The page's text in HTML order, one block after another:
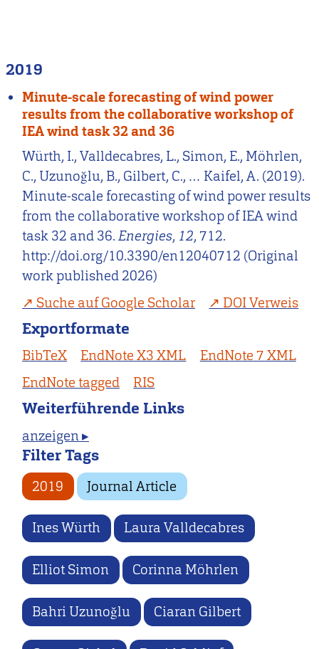
2019
Minute-scale forecasting of wind power
results from the collaborative workshop of
IEA wind task 32 and 36
Würth, I., Valldecabres, L., Simon, E., Möhrlen,
C., Uzunoğlu, B., Gilbert, C., … Kaifel, A. (2019).
Minute-scale forecasting of wind power results
from the collaborative workshop of IEA wind
task 32 and 36.Energies, 12, 712.
http://doi.org/10.3390/en12040712 (Original
work published 2026)
Suche auf Google Scholar
DOI Verweis
Exportformate
BibTeX EndNote X3 XML
EndNote 7 XML
EndNote tagged
RIS
Weiterführende Links
anzeigen ▸
Filter Tags
2019 Journal Article
Ines Würth Laura Valldecabres
Elliot Simon Corinna Möhrlen
Bahri Uzunoğlu Ciaran Gilbert